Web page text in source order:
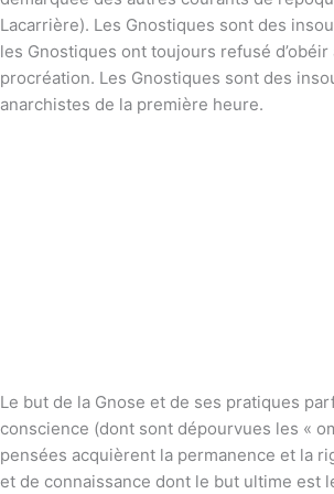
Lacarrière). Les Gnostiques sont des
les Gnostiques ont toujours refusé
procréation. Les Gnostiques sont des
anarchistes de la première heure.
Le but de la Gnose et de ses pratiques
conscience (dont sont dépourvues les «
pensées acquièrent la permanence et la
et de connaissance dont le but ultime est